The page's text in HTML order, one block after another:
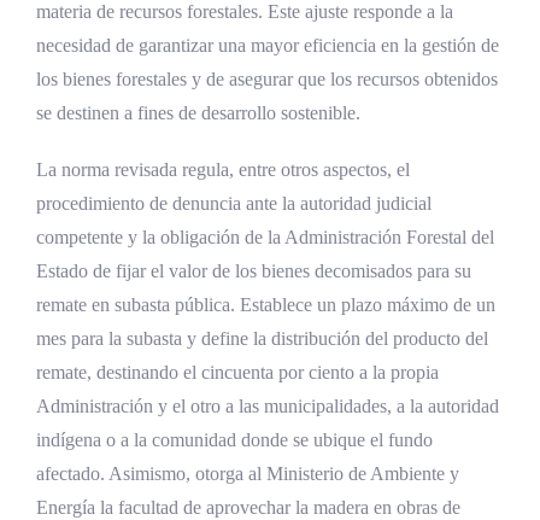
materia de recursos forestales. Este ajuste responde a la
necesidad de garantizar una mayor eficiencia en la gestión de
los bienes forestales y de asegurar que los recursos obtenidos
se destinen a fines de desarrollo sostenible.
La norma revisada regula, entre otros aspectos, el
procedimiento de denuncia ante la autoridad judicial
competente y la obligación de la Administración Forestal del
Estado de fijar el valor de los bienes decomisados para su
remate en subasta pública. Establece un plazo máximo de un
mes para la subasta y define la distribución del producto del
remate, destinando el cincuenta por ciento a la propia
Administración y el otro a las municipalidades, a la autoridad
indígena o a la comunidad donde se ubique el fundo
afectado. Asimismo, otorga al Ministerio de Ambiente y
Energía la facultad de aprovechar la madera en obras de